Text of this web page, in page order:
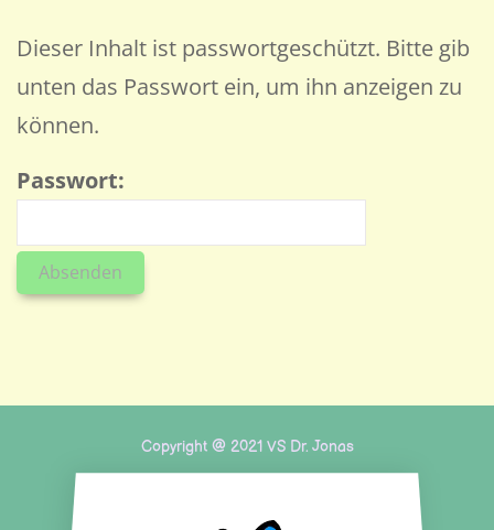
Dieser Inhalt ist passwortgeschützt. Bitte gib
unten das Passwort ein, um ihn anzeigen zu
können.
Passwort:
Copyright @ 2021 VS Dr. Jonas